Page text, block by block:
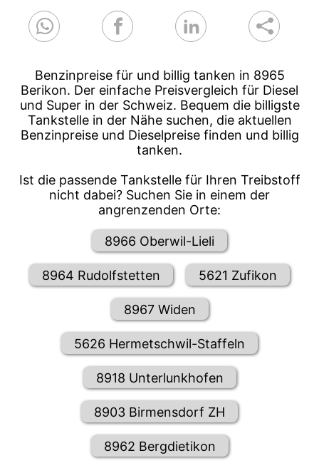
Benzinpreise für und billig tanken in 8965
Berikon. Der einfache Preisvergleich für Diesel
und Super in der Schweiz. Bequem die billigste
Tankstelle in der Nähe suchen, die aktuellen
Benzinpreise und Dieselpreise finden und billig
tanken.
Ist die passende Tankstelle für Ihren Treibstoff
nicht dabei? Suchen Sie in einem der
angrenzenden Orte:
8966 Oberwil-Lieli
8964 Rudolfstetten 5621 Zufikon
8967 Widen
5626 Hermetschwil-Staffeln
8918 Unterlunkhofen
8903 Birmensdorf ZH
8962 Bergdietikon